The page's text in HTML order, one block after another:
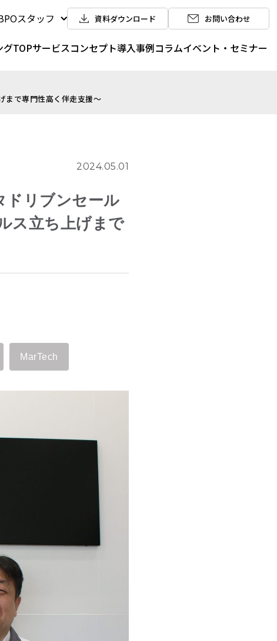
スタッフ 資料ダウンロード お問い合わせ
グTOPサービスコンセプト導入事例コラムイベント・セミナー
で専門性高く伴走支援～
2024.05.01
ドリブンセール
ス立ち上げまで
MarTech